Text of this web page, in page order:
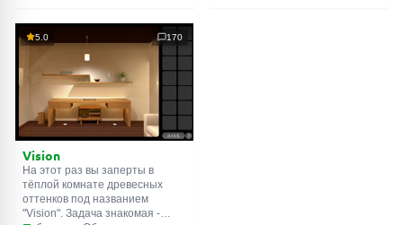
5.0 170
Vision
На этот раз вы заперты в
тёплой комнате древесных
оттенков под названием
"Vision". Задача знакомая -